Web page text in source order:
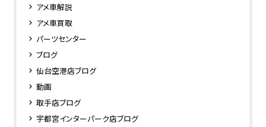
アメ車解説
アメ車買取
パーツセンター
ブログ
仙台空港店ブログ
動画
取手店ブログ
宇都宮インターパーク店ブログ